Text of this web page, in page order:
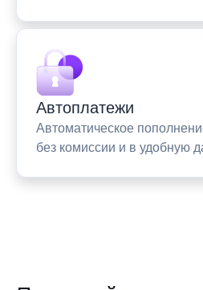
Автоплатежи
Автоматическое
без комиссии и в удобную